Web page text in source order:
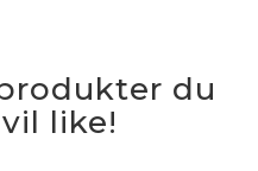
du
like!